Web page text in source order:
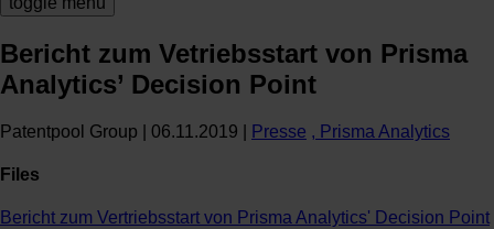
Bericht zum Vetriebsstart von Prisma
Analytics’ Decision Point
Patentpool Group 06.11.2019 Presse , Prisma Analytics
Files
Bericht zum Vertriebsstart von Prisma Analytics' Decision Point